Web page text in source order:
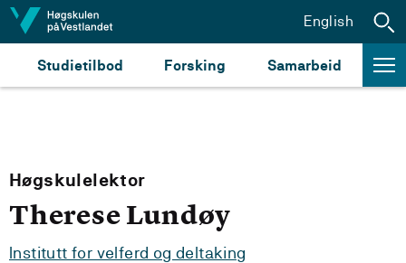
Hopp til innhald
Studietilbod Forsking Samarbeid
English
Høgskulelektor
Therese Lundøy
Institutt for velferd og deltaking